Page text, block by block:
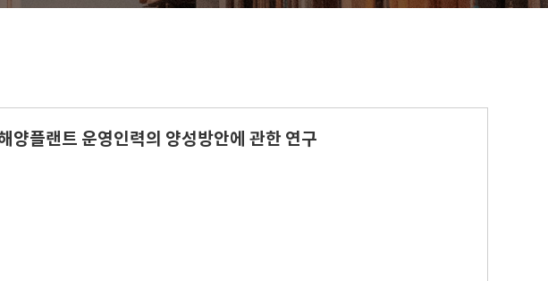
양플랜트 운영인력의 양성방안에 관한 연구